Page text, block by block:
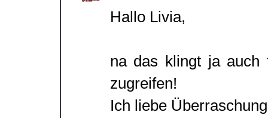
Hallo Livia,
na das klingt ja auch
zugreifen!
Ich liebe